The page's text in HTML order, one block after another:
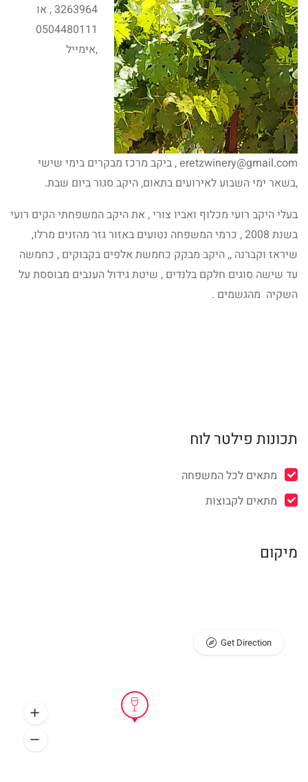
3263964 , או
0504480111
,אימייל
eretzwinery@gmail.com , ביקב מרכז מבקרים בימי שישי
,בשאר ימי השבוע לאירועים בתאום, היקב סגור ביום שבת.
בעלי היקב רועי מכלוף ואביו צורי , את היקב המשפחתי הקים רועי
בשנת 2008 , כרמי המשפחה נטועים באזור גזר מהזנים מרלו,
שיראז וקברנה ,, היקב מבקק כחמשת אלפים בקבוקים , כחמשה
עד שישה סוגים חלקם בלנדים , שיטת גידול הענבים מבוססת על
השקיה מהגשמים .
תכונות פילטר לוח
מתאים לכל המשפחה
מתאים לקבוצות
מיקום
Get Direction